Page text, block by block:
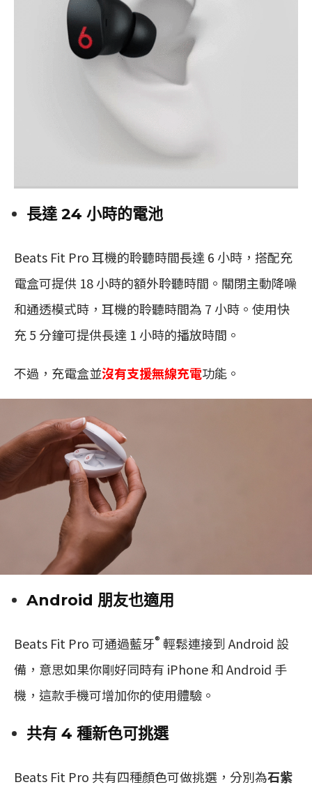
長達 24 小時的電池
Beats Fit Pro 耳機的聆聽時間長達 6 小時，搭配充
電盒可提供 18 小時的額外聆聽時間。關閉主動降噪
和通透模式時，耳機的聆聽時間為 7 小時。使用快
充 5 分鐘可提供長達 1 小時的播放時間。
不過，充電盒並沒有支援無線充電功能。
Android 朋友也適用
Beats Fit Pro 可通過藍牙® 輕鬆連接到 Android 設
備，意思如果你剛好同時有 iPhone 和 Android 手
機，這款手機可增加你的使用體驗。
共有 4 種新色可挑選
Beats Fit Pro 共有四種顏色可做挑選，分別為石紫